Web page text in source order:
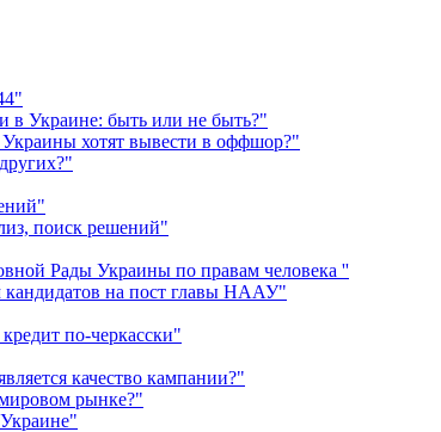
Украине: быть или не быть?"
хотят вывести в оффшор?"
поиск решений"
Рады Украины по правам человека ''
кандидатов на пост главы НААУ"
по-черкасски"
качество кампании?"
рынке?"